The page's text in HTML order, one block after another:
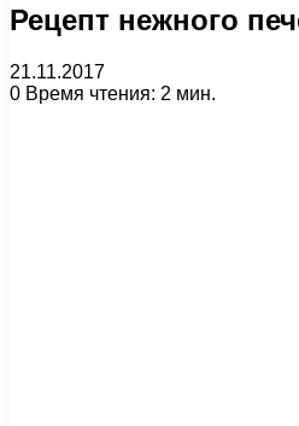
Рецепт нежного
21.11.2017
0 Время чтения: 2 мин.